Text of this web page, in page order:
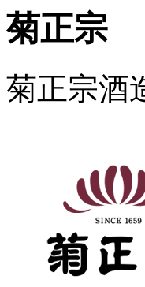
菊正宗
菊正宗酒